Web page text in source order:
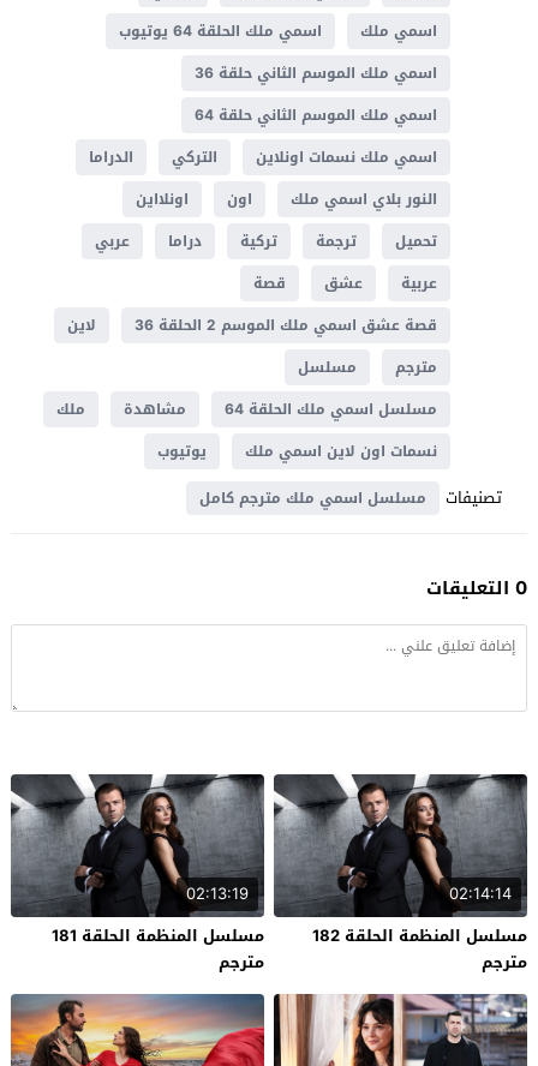
اسمي ملك
اسمي ملك الحلقة 64 يوتيوب
اسمي ملك الموسم الثاني حلقة 36
اسمي ملك الموسم الثاني حلقة 64
اسمي ملك نسمات اونلاين
التركي
الدراما
النور بلاي اسمي ملك
اون
اونلااين
تحميل
ترجمة تركية دراما
عربي
عربية
عشق
قصة
قصة عشق اسمي ملك الموسم 2 الحلقة 36
لاين
مترجم
مسلسل
مسلسل اسمي ملك الحلقة 64
مشاهدة
ملك
نسمات اون لاين اسمي ملك
يوتيوب
تصنيفات مسلسل اسمي ملك مترجم كامل
0 التعليقات
02:14:14
مسلسل المنظمة الحلقة 182
مترجم
02:13:19
مسلسل المنظمة الحلقة 181
مترجم